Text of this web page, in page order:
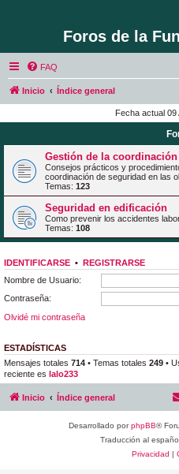
Foros de la
FAQ
Inicio Índice general
Fecha actual 09
Gestión de la coordinación
Consejos prácticos y
coordinación de seguridad en las
Temas: 123
Seguridad en edificación
Como prevenir los accidentes
Temas: 108
IDENTIFICARSE • REGISTRARSE
Nombre de Usuario:
Contraseña:
Olvidé mi contraseña
ESTADÍSTICAS
Mensajes totales 714 • Temas totales 249 •
reciente es lalo233
Inicio Índice general
Desarrollado porphpBB®
Traducción al
Privacidad |